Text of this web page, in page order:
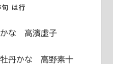
ッジ
句 は行
かな 高濱虚子
牡丹かな 高野素十